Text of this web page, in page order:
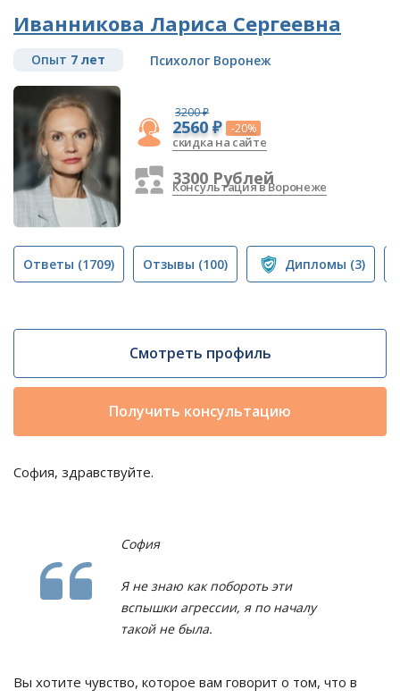
Иванникова Лариса Сергеевна
Опыт 7 лет Психолог Воронеж
3200 ₽
2560 ₽ -20%
скидка на сайте
3300 Рублей
Консультация в Воронеже
Ответы (1709) Отзывы (100) Дипломы (3)
Смотреть профиль
Получить консультацию
София, здравствуйте.
София
Я не знаю как побороть эти
вспышки агрессии, я по началу
такой не была.
Вы хотите чувство, которое вам говорит о том, что в